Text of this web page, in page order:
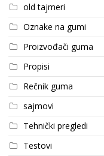
old tajmeri
Oznake na gumi
Proizvođači guma
Propisi
Rečnik guma
sajmovi
Tehnički pregledi
Testovi